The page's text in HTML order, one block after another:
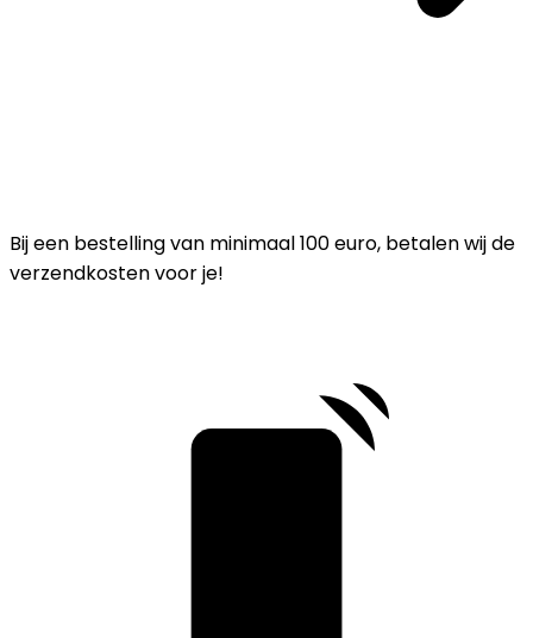
Bij een bestelling van minimaal 100 euro, betalen wij de
verzendkosten voor je!